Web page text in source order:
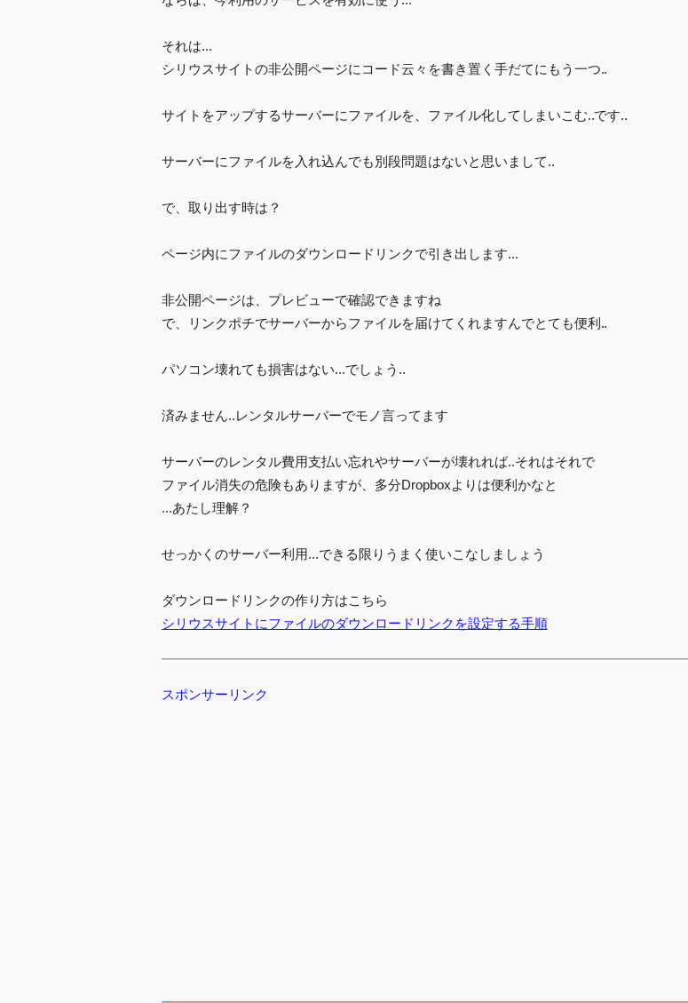
それは...
シリウスサイトの非公開ページにコード云々を書き置く手だてにもう一つ..
サイトをアップするサーバーにファイルを、ファイル化してしまいこむ..です..
サーバーにファイルを入れ込んでも別段問題はないと思いまして..
で、取り出す時は？
ページ内にファイルのダウンロードリンクで引き出します...
非公開ページは、プレビューで確認できますね
で、リンクポチでサーバーからファイルを届けてくれますんでとても便利..
パソコン壊れても損害はない...でしょう..
済みません..レンタルサーバーでモノ言ってます
サーバーのレンタル費用支払い忘れやサーバーが壊れれば..それはそれで
ファイル消失の危険もありますが、多分Dropboxよりは便利かなと
...あたし理解？
せっかくのサーバー利用...できる限りうまく使いこなしましょう
ダウンロードリンクの作り方はこちら
シリウスサイトにファイルのダウンロードリンクを設定する手順
スポンサーリンク